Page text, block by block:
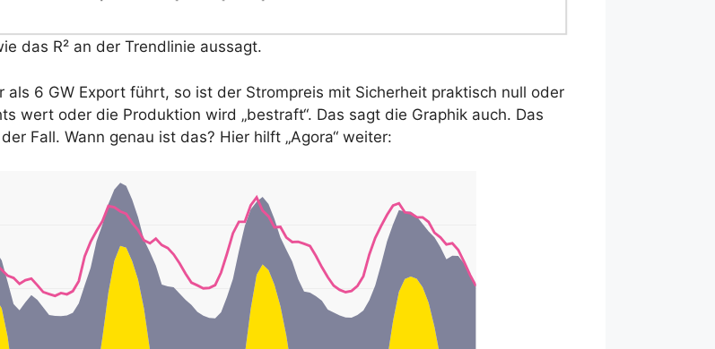
das R² an der Trendlinie aussagt.
6 GW Export führt, so ist der Strompreis mit Sicherheit praktisch null oder
wert oder die Produktion wird „bestraft“. Das sagt die Graphik auch. Das
Fall. Wann genau ist das? Hier hilft „Agora“ weiter: